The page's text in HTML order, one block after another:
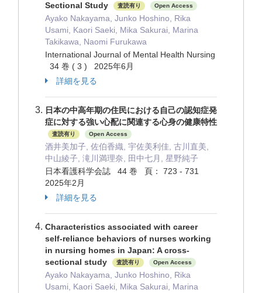
Sectional Study
査読有り Open Access
Ayako Nakayama, Junko Hoshino, Rika
Usami, Kaori Saeki, Mika Sakurai, Marina
Takikawa, Naomi Furukawa
International Journal of Mental Health Nursing
34 巻 ( 3 ) 2025年6月
詳細を見る
日本の中高年期の住民における自己の認知症発
症に対する強い心配に関連する心身の健康特性
査読有り Open Access
酒井美加子, 佐伯香織, 宇佐美利佳, 古川直美,
中山綾子, 滝川満理奈, 田中七月, 星野純子
日本看護科学会誌 44 巻 頁： 723 - 731
2025年2月
詳細を見る
Characteristics associated with career
self-reliance behaviors of nurses working
in nursing homes in Japan: A cross-
sectional study
査読有り Open Access
Ayako Nakayama, Junko Hoshino, Rika
Usami, Kaori Saeki, Mika Sakurai, Marina